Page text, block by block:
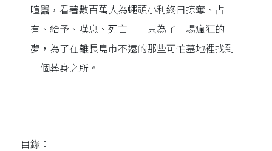
喧囂，看著數百萬人為蠅頭小利終日掠奪、占
有、給予、嘆息、死亡──只為了一場瘋狂的
夢，為了在離長島市不遠的那些可怕墓地裡找到
一個葬身之所。
目錄：